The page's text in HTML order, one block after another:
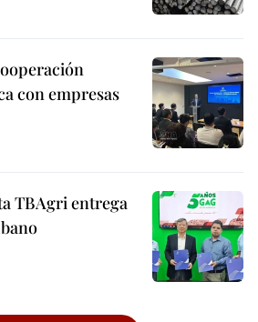
con empresas
TBAgri entrega